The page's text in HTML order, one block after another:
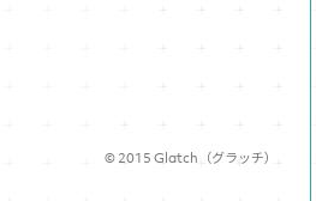
© 2015 Glatch（グラッチ）